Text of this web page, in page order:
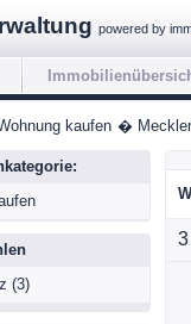
powered by
kaufen �
(3)
3